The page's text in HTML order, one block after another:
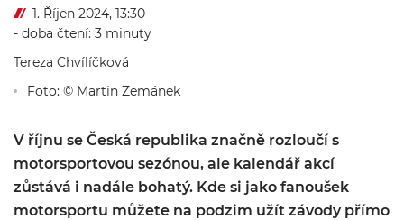
1. Říjen 2024, 13:30
- doba čtení: 3 minuty
Tereza Chvílíčková
Foto: © Martin Zemánek
V říjnu se Česká republika značně rozloučí s
motorsportovou sezónou, ale kalendář akcí
zůstává i nadále bohatý. Kde si jako fanoušek
motorsportu můžete na podzim užít závody přímo